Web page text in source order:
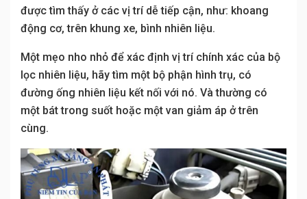
được tìm thấy ở các vị trí dễ tiếp cận, như: khoang
động cơ, trên khung xe, bình nhiên liệu.
Một mẹo nho nhỏ để xác định vị trí chính xác của bộ
lọc nhiên liệu, hãy tìm một bộ phận hình trụ, có
đường ống nhiên liệu kết nối với nó. Và thường có
một bát trong suốt hoặc một van giảm áp ở trên
cùng.